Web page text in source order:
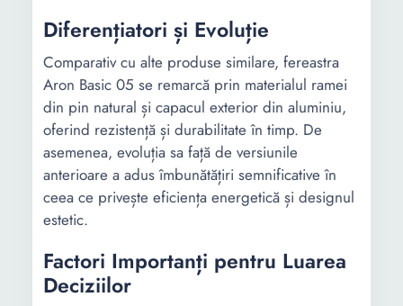
Diferențiatori și Evoluție
Comparativ cu alte produse similare, fereastra
Aron Basic 05 se remarcă prin materialul ramei
din pin natural și capacul exterior din aluminiu,
oferind rezistență și durabilitate în timp. De
asemenea, evoluția sa față de versiunile
anterioare a adus îmbunătățiri semnificative în
ceea ce privește eficiența energetică și designul
estetic.
Factori Importanți pentru Luarea
Deciziilor